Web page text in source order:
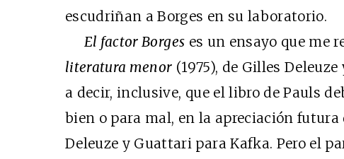
escudriñan a Borges en su laboratorio.
El factor Borges es un ensayo que me
literatura menor (1975), de Gilles
a decir, inclusive, que el libro de Pauls
bien o para mal, en la apreciación futura
Deleuze y Guattari para Kafka. Pero el